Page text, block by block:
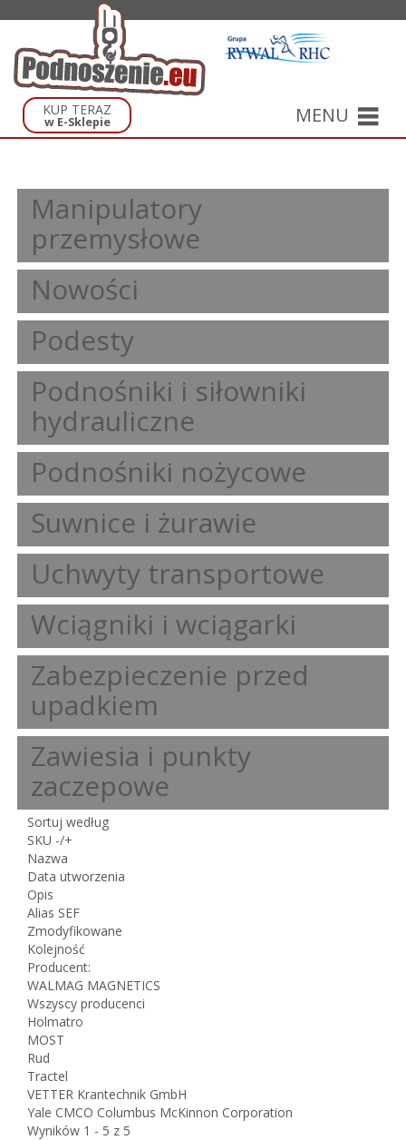
KUP TERAZ
w E-Sklepie MENU
Manipulatory
przemysłowe
Nowości
Podesty
Podnośniki i siłowniki
hydrauliczne
Podnośniki nożycowe
Suwnice i żurawie
Uchwyty transportowe
Wciągniki i wciągarki
Zabezpieczenie przed
upadkiem
Zawiesia i punkty
zaczepowe
Sortuj według
SKU -/+
Nazwa
Data utworzenia
Opis
Alias SEF
Zmodyfikowane
Kolejność
Producent:
WALMAG MAGNETICS
Wszyscy producenci
Holmatro
MOST
Rud
Tractel
VETTER Krantechnik GmbH
Yale CMCO Columbus McKinnon Corporation
Wyników 1 - 5 z 5